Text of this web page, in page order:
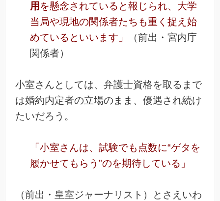
用 を懸念されていると報じられ、大学
当局や現地の関係者たちも重く捉え始
めているといいます」
（前出・宮内庁
関係者）
小室さんとしては、弁護士資格を取るまで
は婚約内定者の立場のまま、優遇され続け
たいだろう。
「小室さんは、試験でも点数に“ゲタを
履かせてもらう”のを期待している」
（前出・皇室ジャーナリスト）とさえいわ